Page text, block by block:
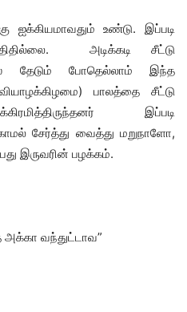
ஐக்கியமாவதும் உண்டு. இப்படி
அடிக்கடி சீட்டு
தேடும் போதெல்லாம் இந்த
பாலத்தை சீட்டு
இப்படி
சேர்த்து வைத்து மறுநாளோ,
இருவரின் பழக்கம்.
வந்துட்டாவ”